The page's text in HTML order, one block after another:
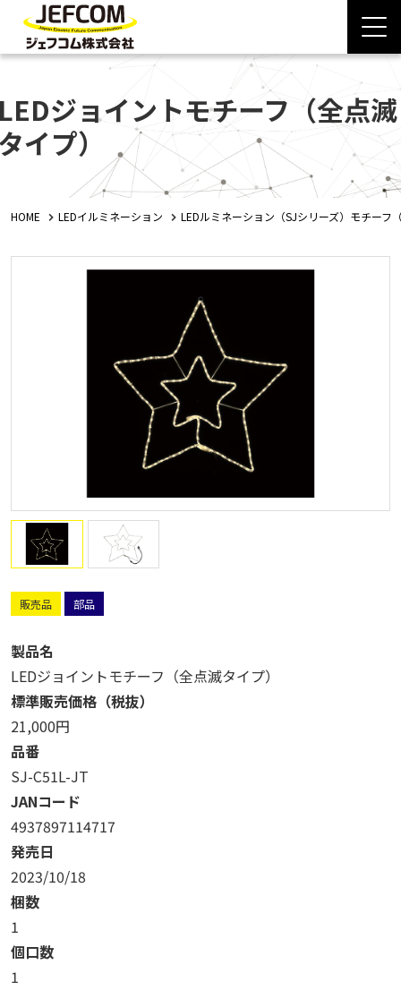
ジョイントモチーフ（全点滅
イプ）
HOME LEDイルミネーション LEDルミネーション（SJシリーズ）モチーフ
販売品 部品
製品名
LEDジョイントモチーフ（全点滅タイプ）
標準販売価格（税抜）
21,000円
品番
SJ-C51L-JT
JANコード
4937897114717
発売日
2023/10/18
梱数
1
個口数
1